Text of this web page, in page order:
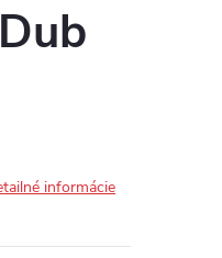
informácie